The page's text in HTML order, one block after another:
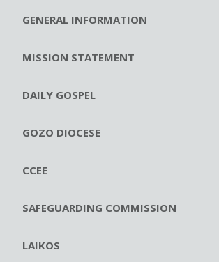
GENERAL INFORMATION
MISSION STATEMENT
DAILY GOSPEL
GOZO DIOCESE
CCEE
SAFEGUARDING COMMISSION
LAIKOS